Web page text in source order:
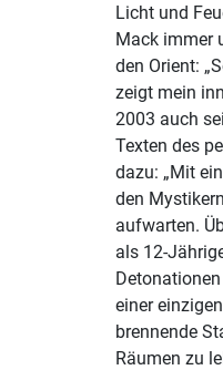
Licht und
Mack immer
den Orient:
zeigt mein
2003 auch
Texten des
dazu: „Mit
den
aufwarten.
als 12-
einer
brennende
Räumen zu